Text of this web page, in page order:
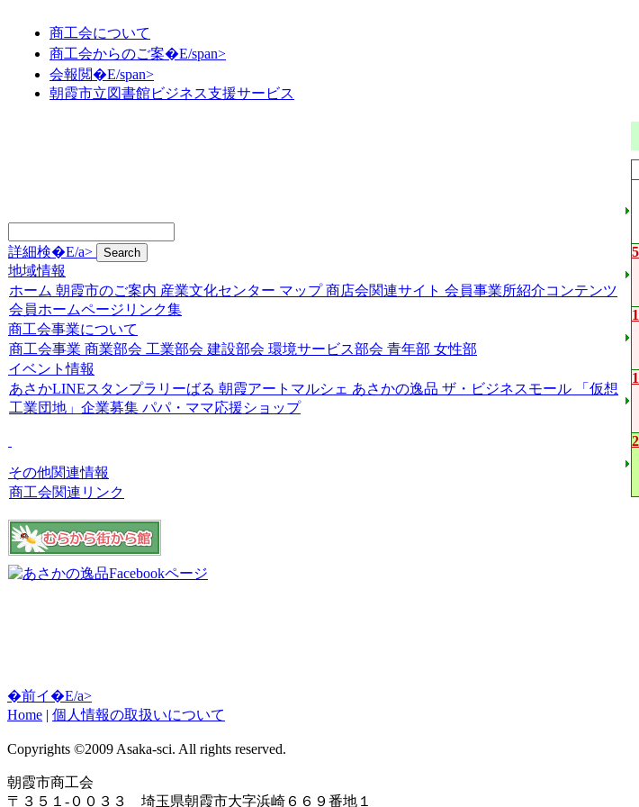
商工会について
商工会からのご案�E/span>
会報閲�E/span>
朝霞市立図書館ビジネス支援サービス
詳細検�E/a>
地域情報
ホーム 朝霞市のご案内 産業文化センター マップ 商店会関連サイト 会員事業所紹介コンテンツ
会員ホームページリンク集
商工会事業について
商工会事業 商業部会 工業部会 建設部会 環境サービス部会 青年部 女性部
イベント情報
あさかLINEスタンプラリーばる 朝霞アートマルシェ あさかの逸品 ザ・ビジネスモール
「仮想
工業団地」企業募集 パパ・ママ応援ショップ
その他関連情報
商工会関連リンク
5
�前イ�E/a>
Home | 個人情報の取扱いについて
Copyrights ©2009 Asaka-sci. All rights reserved.
朝霞市商工会
〒３５１-００３３ 埼玉県朝霞市大字浜崎６６９番地１